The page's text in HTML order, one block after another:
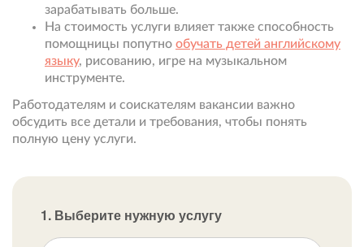
зарабатывать больше.
На стоимость услуги влияет также способность
помощницы попутно обучать детей английскому
языку, рисованию, игре на музыкальном
инструменте.
Работодателям и соискателям вакансии важно
обсудить все детали и требования, чтобы понять
полную цену услуги.
1. Выберите нужную услугу